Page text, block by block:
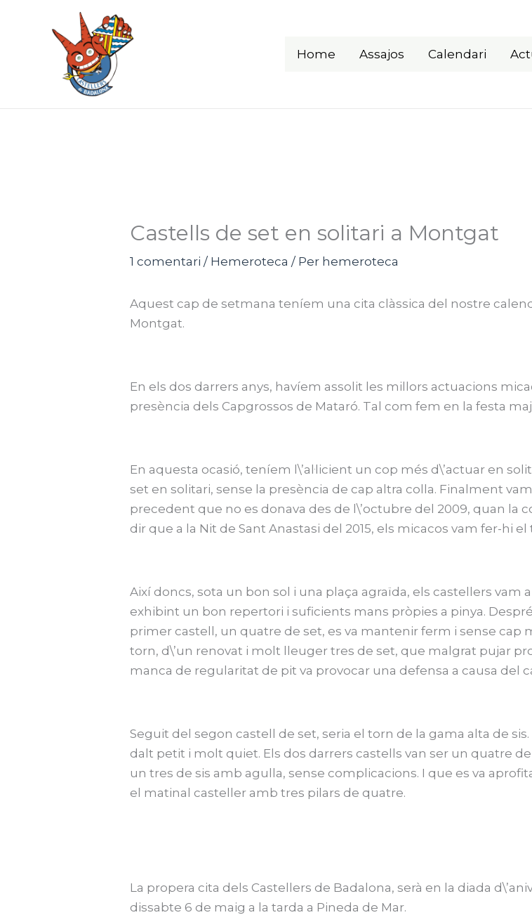
Home Assajos Calendari
Castells de set en solitari a Montgat
1 comentari / Hemeroteca / Per hemeroteca
Aquest cap de setmana teníem una cita clàssica del nostre
Montgat.
En els dos darrers anys, havíem assolit les millors actuacions
presència dels Capgrossos de Mataró. Tal com fem en la festa
En aquesta ocasió, teníem l\’al·licient un cop més d\’actuar en
set en solitari, sense la presència de cap altra colla. Finalment
precedent que no es donava des de l\’octubre del 2009, quan la
dir que a la Nit de Sant Anastasi del 2015, els micacos vam fer-hi
Així doncs, sota un bon sol i una plaça agraïda, els castellers vam
exhibint un bon repertori i suficients mans pròpies a pinya.
primer castell, un quatre de set, es va mantenir ferm i sense cap
torn, d\’un renovat i molt lleuger tres de set, que malgrat pujar
manca de regularitat de pit va provocar una defensa a causa del
Seguit del segon castell de set, seria el torn de la gama alta de
dalt petit i molt quiet. Els dos darrers castells van ser un quatre
un tres de sis amb agulla, sense complicacions. I que es va
el matinal casteller amb tres pilars de quatre.
La propera cita dels Castellers de Badalona, serà en la diada
dissabte 6 de maig a la tarda a Pineda de Mar.